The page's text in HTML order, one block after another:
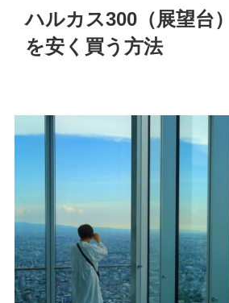
ハルカス300（展望台
を安く買う方法